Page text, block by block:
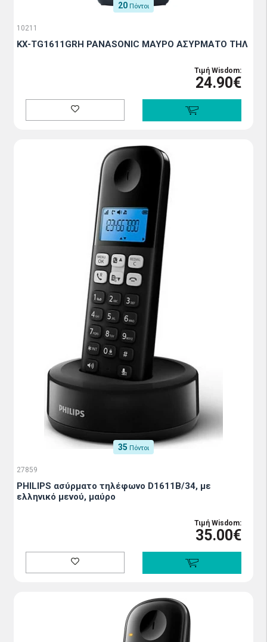
20 Πόντοι
10211
KX-TG1611GRH PANASONIC ΜΑΥΡΟ ΑΣΥΡΜΑΤΟ ΤΗΛ
Τιμή Wisdom:
24.90€
35 Πόντοι
27859
PHILIPS ασύρματο τηλέφωνο D1611B/34, με
ελληνικό μενού, μαύρο
Τιμή Wisdom:
35.00€